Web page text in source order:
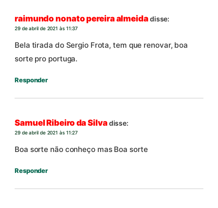
raimundo nonato pereira almeidadisse:
29 de abril de 2021 às 11:37
Bela tirada do Sergio Frota, tem que renovar, boa
sorte pro portuga.
Responder
Samuel Ribeiro da Silvadisse:
29 de abril de 2021 às 11:27
Boa sorte não conheço mas Boa sorte
Responder